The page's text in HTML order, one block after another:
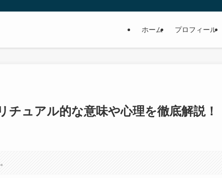
ホーム プロフィール
ュアル的な意味や心理を徹底解説！